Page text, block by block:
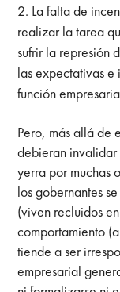
La falta de
realizar la tarea
sufrir la represión
las expectativas
función
Pero, más allá de
debieran
yerra por muchas
los gobernantes
(viven recluidos
comportamiento
tiende a ser
empresarial